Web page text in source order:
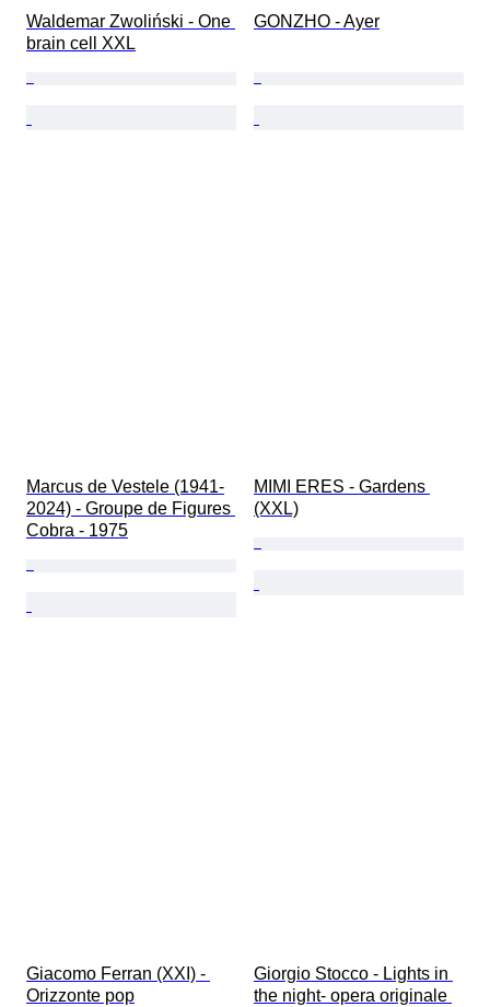
Waldemar Zwoliński - One
brain cell XXL
GONZHO - Ayer
Marcus de Vestele (1941-
2024) - Groupe de Figures
Cobra - 1975
MIMI ERES - Gardens
(XXL)
Giacomo Ferran (XXI) -
Orizzonte pop
Giorgio Stocco - Lights in
the night- opera originale